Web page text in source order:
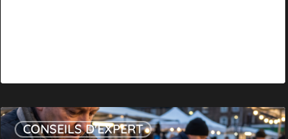
Batterie
TPECONSEILS D'EXPERT